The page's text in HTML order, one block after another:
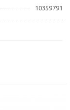
10359791